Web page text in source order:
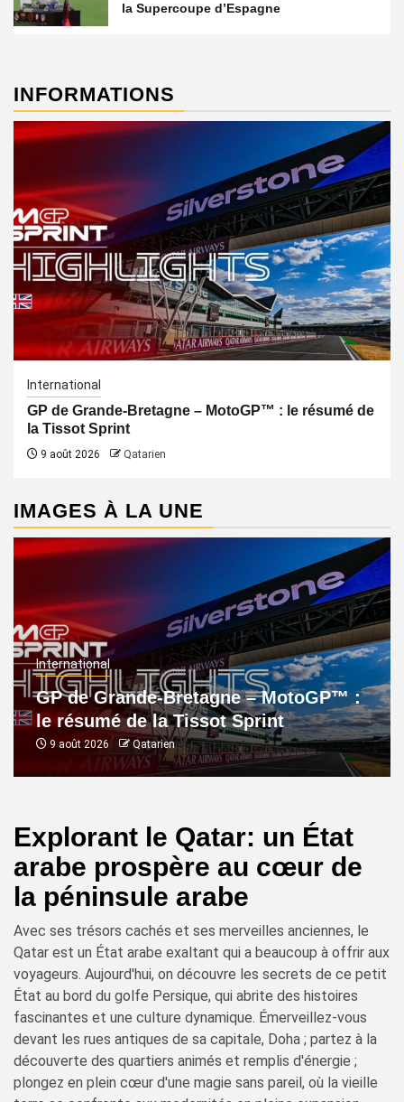
la Supercoupe d’Espagne
INFORMATIONS
International
GP de Grande-Bretagne – MotoGP™ : le résumé de
la Tissot Sprint
9 août 2026 Qatarien
IMAGES À LA UNE
International
GP de Grande-Bretagne – MotoGP™ :
le résumé de la Tissot Sprint
9 août 2026 Qatarien
Explorant le Qatar: un État
arabe prospère au cœur de
la péninsule arabe
Avec ses trésors cachés et ses merveilles anciennes, le
Qatar est un État arabe exaltant qui a beaucoup à offrir aux
voyageurs. Aujourd'hui, on découvre les secrets de ce petit
État au bord du golfe Persique, qui abrite des histoires
fascinantes et une culture dynamique. Émerveillez-vous
devant les rues antiques de sa capitale, Doha ; partez à la
découverte des quartiers animés et remplis d'énergie ;
plongez en plein cœur d'une magie sans pareil, où la vieille